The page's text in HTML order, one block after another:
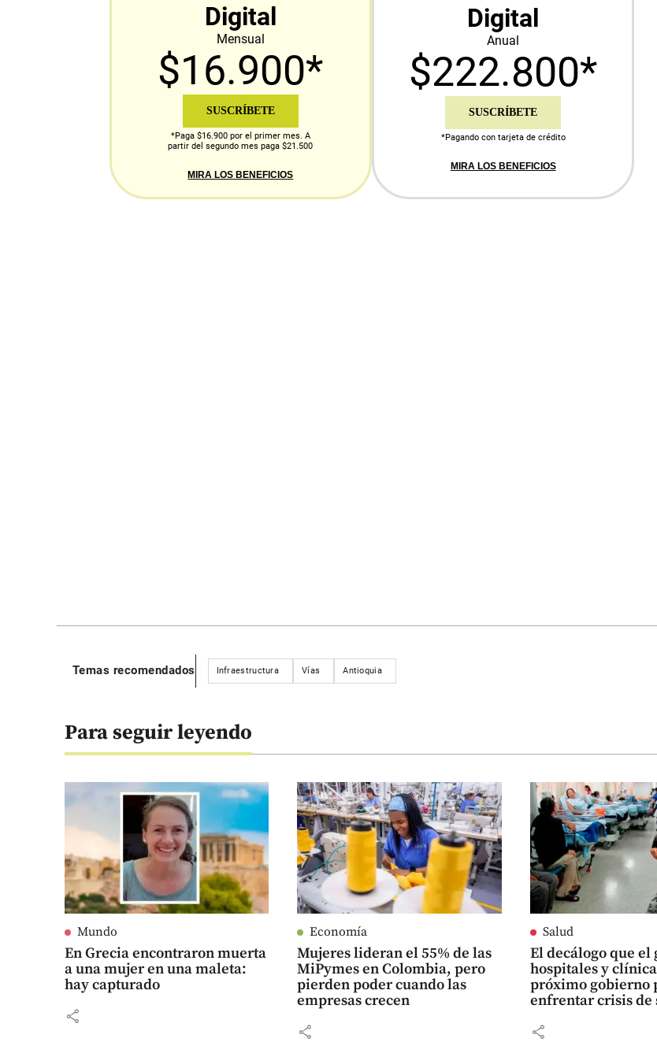
Digital
Mensual
$16.900*
SUSCRÍBETE
*Paga $16.900 por el primer mes. A
partir del segundo mes paga $21.500
MIRA LOS BENEFICIOS
Digital
Anual
$222.800*
SUSCRÍBETE
*Pagando con tarjeta de crédito
MIRA LOS BENEFICIOS
Temas recomendados Infraestructura Vías Antioquia
Para seguir leyendo
Mundo
En Grecia encontraron muerta
a una mujer en una maleta:
hay capturado
share
Economía
Mujeres lideran el 55% de las
MiPymes en Colombia, pero
pierden poder cuando las
empresas crecen
share
Salud
El decálogo que el
hospitales y
próximo gobierno
enfrentar crisis de
share